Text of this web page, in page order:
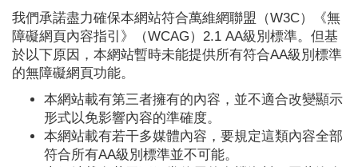
我們承諾盡力確保本網站符合萬維網聯盟（W3C）《無
障礙網頁內容指引》（WCAG）2.1 AA級別標準。但基
於以下原因，本網站暫時未能提供所有符合AA級別標準
的無障礙網頁功能。
本網站載有第三者擁有的內容，並不適合改變顯示
形式以免影響內容的準確度。
本網站載有若干多媒體內容，要規定這類內容全部
符合所有AA級別標準並不可能。